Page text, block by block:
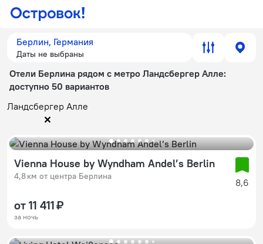
Берлин, Германия
Даты не выбраны
Отели Берлина рядом с метро Ландсбергер Алле:
доступно 50 вариантов
Ландсбергер Алле
Vienna House by Wyndham Andel’s Berlin
4,8 км от центра Берлина
8,6
от 11 411 ₽
за ночь